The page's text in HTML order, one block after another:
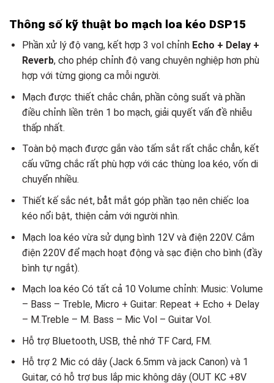
Thông số kỹ thuật bo mạch loa kéo DSP15
Phần xử lý độ vang, kết hợp 3 vol chỉnh Echo + Delay +
Reverb, cho phép chỉnh độ vang chuyên nghiệp hơn phù
hợp với từng giọng ca mỗi người.
Mạch được thiết chắc chắn, phần công suất và phần
điều chỉnh liền trên 1 bo mạch, giải quyết vấn đề nhiễu
thấp nhất.
Toàn bộ mạch được gắn vào tấm sắt rất chắc chẳn, kết
cấu vững chắc rất phù hợp với các thùng loa kéo, vốn di
chuyển nhiều.
Thiết kế sắc nét, båt mắt góp phần tạo nên chiếc loa
kéo nổi bật, thiện cảm với người nhìn.
Mạch loa kéo vừa sử dụng bình 12V và điện 220V. Cắm
điện 220V để mạch hoạt động và sạc điện cho bình (đầy
bình tự ngắt).
Mạch loa kéo Có tất cả 10 Volume chỉnh: Music: Volume
– Bass – Treble, Micro + Guitar: Repeat + Echo + Delay
– M.Treble – M. Bass – Mic Vol – Guitar Vol.
Hỗ trợ Bluetooth, USB, thẻ nhớ TF Card, FM.
Hỗ trợ 2 Mic có dây (Jack 6.5mm và jack Canon) và 1
Guitar, có hỗ trợ bus lắp mic không dây (OUT KC +8V